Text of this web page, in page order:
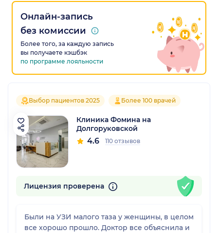
Онлайн-запись
без комиссии
Более того, за каждую запись
вы получаете кэшбэк
по программе лояльности
Выбор пациентов 2025 Более 100 врачей
Клиника Фомина на
Долгоруковской
4.6 110 отзывов
Лицензия проверена
Были на УЗИ малого таза у женщины, в целом
все хорошо прошло. Доктор все объяснила и